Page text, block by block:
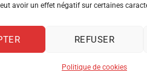
avoir un effet négatif sur certaines
REFUSER
Politique de cookies